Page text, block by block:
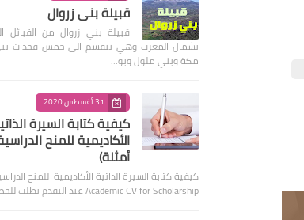
قبيلة بني زروال
قبيلة بني زروال من القبائل
بشمال المغرب وهي تنقسم الى خمس فخدات
مكة وبني ملول وبو…
31 أغسطس 2020
كيفية كتابة السيرة
أمثلة)
Academic CV for Scholarship عند التقدم بطلب للحصو…